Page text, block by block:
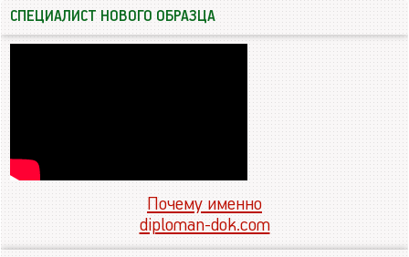
СПЕЦИАЛИСТ НОВОГО ОБРАЗЦА
Почему именно
diploman-dok.com